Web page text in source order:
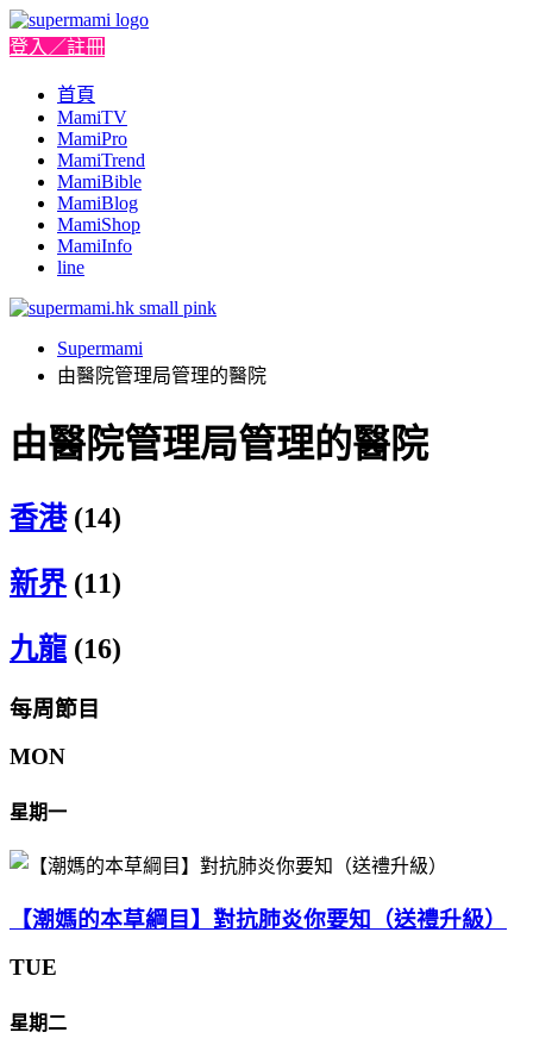
登入／註冊
首頁
MamiTV
MamiPro
MamiTrend
MamiBible
MamiBlog
MamiShop
MamiInfo
line
Supermami
由醫院管理局管理的醫院
由醫院管理局管理的醫院
香港 (14)
新界 (11)
九龍 (16)
每周節目
MON
星期一
【潮媽的本草綱目】對抗肺炎你要知（送禮升級）
TUE
星期二